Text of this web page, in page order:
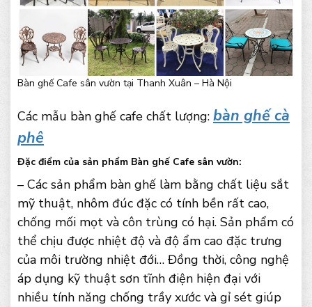
Bàn ghế Cafe sân vườn tại Thanh Xuân – Hà Nội
Các mẫu bàn ghế cafe chất lượng: bàn ghế cà
phê
Đặc điểm của sản phẩm Bàn ghế Cafe sân vườn:
– Các sản phẩm bàn ghế làm bằng chất liệu sắt
mỹ thuật, nhôm đúc đặc có tính bền rất cao,
chống mối mọt và côn trùng có hại. Sản phẩm có
thể chịu được nhiệt độ và độ ẩm cao đặc trưng
của môi trường nhiệt đới… Đồng thời, công nghệ
áp dụng kỹ thuật sơn tĩnh điện hiện đại với
nhiều tính năng chống trầy xước và gỉ sét giúp